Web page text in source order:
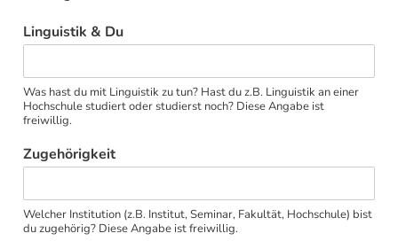
Linguistik & Du
Was hast du mit Linguistik zu tun? Hast du z.B. Linguistik an einer
Hochschule studiert oder studierst noch? Diese Angabe ist
freiwillig.
Zugehörigkeit
Welcher Institution (z.B. Institut, Seminar, Fakultät, Hochschule) bist
du zugehörig? Diese Angabe ist freiwillig.